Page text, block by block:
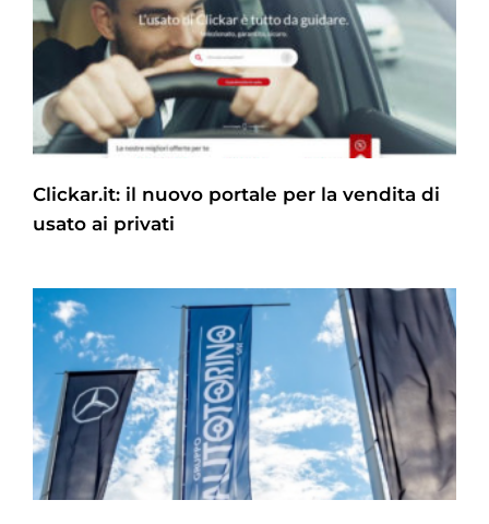
Clickar.it: il nuovo portale per la vendita di
usato ai privati